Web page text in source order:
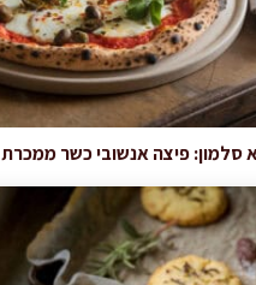
סלמון: פיצה אנשובי כשר ממכרת